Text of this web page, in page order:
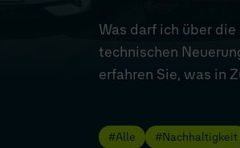
Was darf ich über
technischen
erfahren Sie, was in
Alle Nachhaltigkeit